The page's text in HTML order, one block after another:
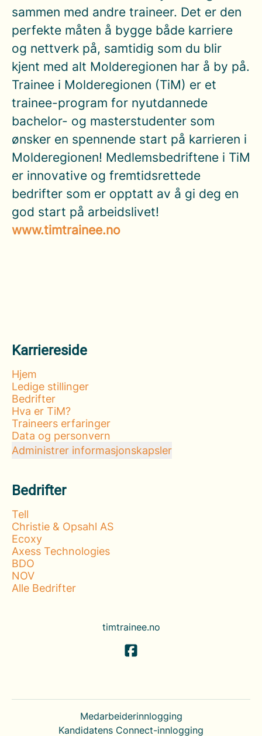
sammen med andre traineer. Det er den
perfekte måten å bygge både karriere
og nettverk på, samtidig som du blir
kjent med alt Molderegionen har å by på.
Trainee i Molderegionen (TiM) er et
trainee-program for nyutdannede
bachelor- og masterstudenter som
ønsker en spennende start på karrieren i
Molderegionen! Medlemsbedriftene i TiM
er innovative og fremtidsrettede
bedrifter som er opptatt av å gi deg en
god start på arbeidslivet!
www.timtrainee.no
Karriereside
Hjem
Ledige stillinger
Bedrifter
Hva er TiM?
Traineers erfaringer
Data og personvern
Administrer informasjonskapsler
Bedrifter
Tell
Christie & Opsahl AS
Ecoxy
Axess Technologies
BDO
NOV
Alle Bedrifter
timtrainee.no
Medarbeiderinnlogging
Kandidatens Connect-innlogging